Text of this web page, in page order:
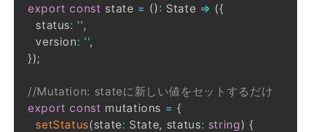
export const state = () : State => ({
  status
: '',
  version
: '',
});
//Mutation: stateに新しい値をセットするだけ
export const mutations = {
setStatus(state: State, status: string) {